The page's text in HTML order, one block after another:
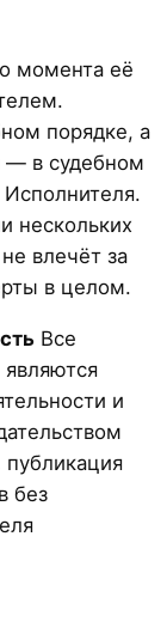
момента её
порядке, а
— в судебном
нескольких
влечёт за
в целом.
Все
и
без